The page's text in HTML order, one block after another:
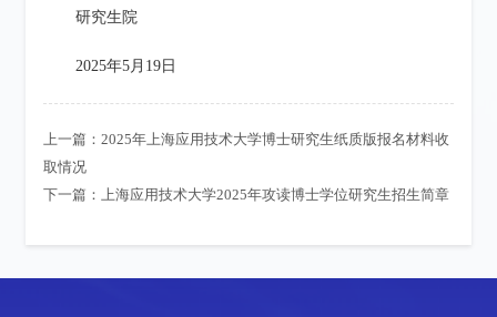
研究生院
2025年5月19日
上一篇：2025年上海应用技术大学博士研究生纸质版报名材料收
取情况
下一篇：上海应用技术大学2025年攻读博士学位研究生招生简章